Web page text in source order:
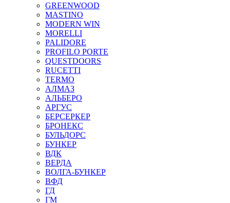
GREENWOOD
MASTINO
MODERN WIN
MORELLI
PALIDORE
PROFILO PORTE
QUESTDOORS
RUCETTI
TERMO
АЛМАЗ
АЛЬБЕРО
АРГУС
БЕРСЕРКЕР
БРОНЕКС
БУЛЬДОРС
БУНКЕР
ВДК
ВЕРДА
ВОЛГА-БУНКЕР
ВФД
ГД
ГМ